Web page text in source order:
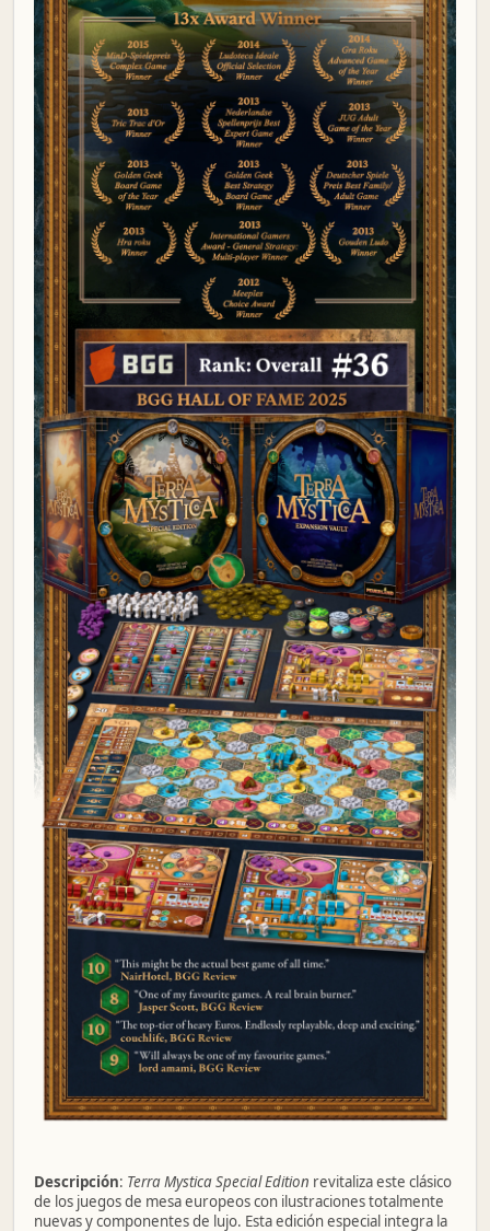
Descripción: Terra Mystica Special Edition revitaliza este clásico
de los juegos de mesa europeos con ilustraciones totalmente
nuevas y componentes de lujo. Esta edición especial integra la